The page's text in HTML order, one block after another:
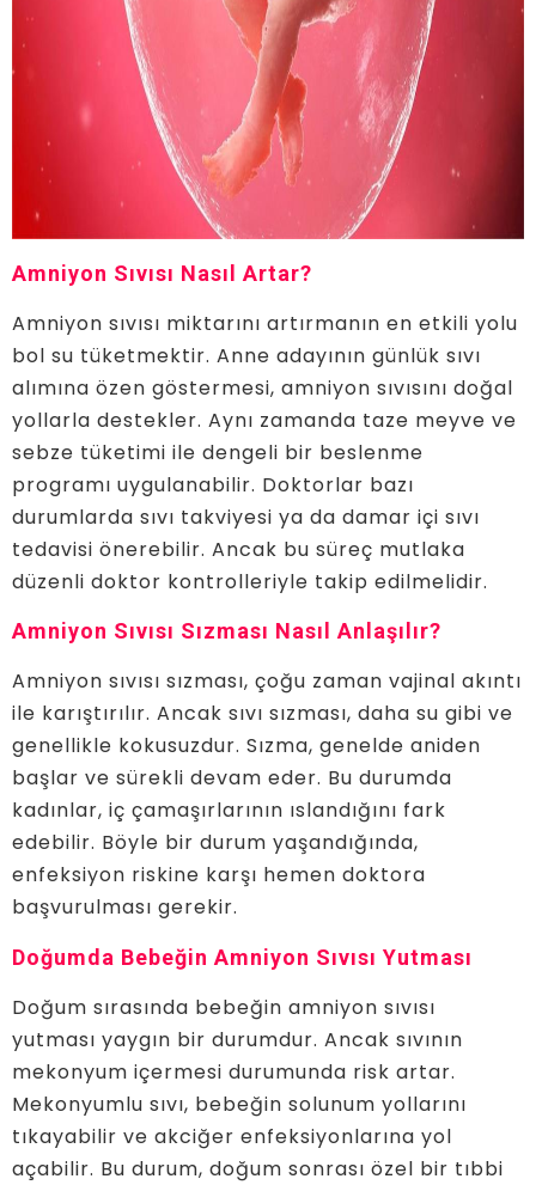
Amniyon Sıvısı Nasıl Artar?
Amniyon sıvısı miktarını artırmanın en etkili yolu
bol su tüketmektir. Anne adayının günlük sıvı
alımına özen göstermesi, amniyon sıvısını doğal
yollarla destekler. Aynı zamanda taze meyve ve
sebze tüketimi ile dengeli bir beslenme
programı uygulanabilir. Doktorlar bazı
durumlarda sıvı takviyesi ya da damar içi sıvı
tedavisi önerebilir. Ancak bu süreç mutlaka
düzenli doktor kontrolleriyle takip edilmelidir.
Amniyon Sıvısı Sızması Nasıl Anlaşılır?
Amniyon sıvısı sızması, çoğu zaman vajinal akıntı
ile karıştırılır. Ancak sıvı sızması, daha su gibi ve
genellikle kokusuzdur. Sızma, genelde aniden
başlar ve sürekli devam eder. Bu durumda
kadınlar, iç çamaşırlarının ıslandığını fark
edebilir. Böyle bir durum yaşandığında,
enfeksiyon riskine karşı hemen doktora
başvurulması gerekir.
Doğumda Bebeğin Amniyon Sıvısı Yutması
Doğum sırasında bebeğin amniyon sıvısı
yutması yaygın bir durumdur. Ancak sıvının
mekonyum içermesi durumunda risk artar.
Mekonyumlu sıvı, bebeğin solunum yollarını
tıkayabilir ve akciğer enfeksiyonlarına yol
açabilir. Bu durum, doğum sonrası özel bir tıbbi